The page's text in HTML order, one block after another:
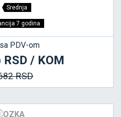
Srednja
7 godina
PDV-om
RSD / KOM
RSD